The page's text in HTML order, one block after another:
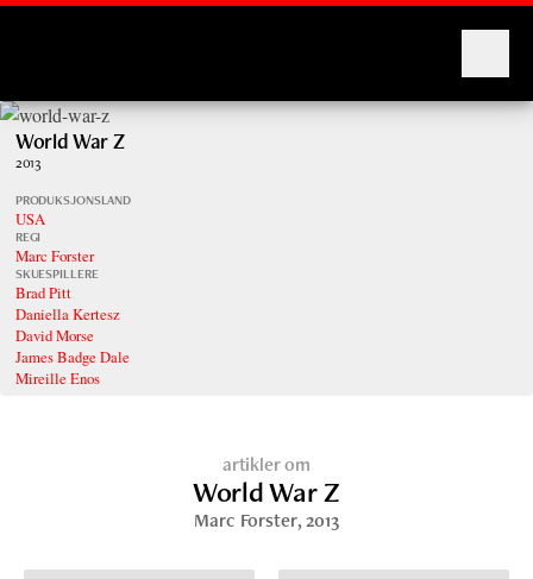
World War Z
2013
PRODUKSJONSLAND
USA
REGI
Marc Forster
SKUESPILLERE
Brad Pitt
Daniella Kertesz
David Morse
James Badge Dale
Mireille Enos
artikler om
World War Z
Marc Forster, 2013